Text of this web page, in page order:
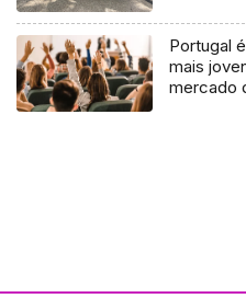
Portugal
mais
mercado